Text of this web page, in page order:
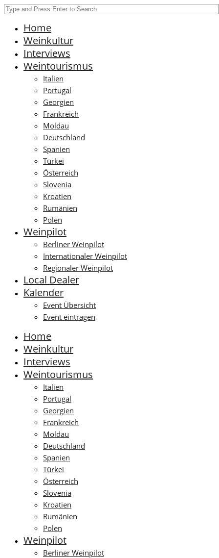
Home
Weinkultur
Interviews
Weintourismus
Italien
Portugal
Georgien
Frankreich
Moldau
Deutschland
Spanien
Türkei
Österreich
Slovenia
Kroatien
Rumänien
Polen
Weinpilot
Berliner Weinpilot
Internationaler Weinpilot
Regionaler Weinpilot
Local Dealer
Kalender
Event Übersicht
Event eintragen
Home
Weinkultur
Interviews
Weintourismus
Italien
Portugal
Georgien
Frankreich
Moldau
Deutschland
Spanien
Türkei
Österreich
Slovenia
Kroatien
Rumänien
Polen
Weinpilot
Berliner Weinpilot